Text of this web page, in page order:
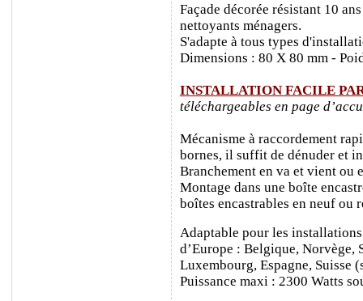
Façade décorée résistant 10
nettoyants ménagers.
S'adapte à tous types
Dimensions : 80 X 80 mm -
INSTALLATION FACILE
téléchargeables en page
Mécanisme à raccordement
bornes, il suffit de dénuder et
Branchement en va et vient ou
Montage dans une boîte
boîtes encastrables en neuf ou
Adaptable pour les
d’Europe : Belgique, Norvège,
Luxembourg, Espagne, Suisse
Puissance maxi : 2300 Watts